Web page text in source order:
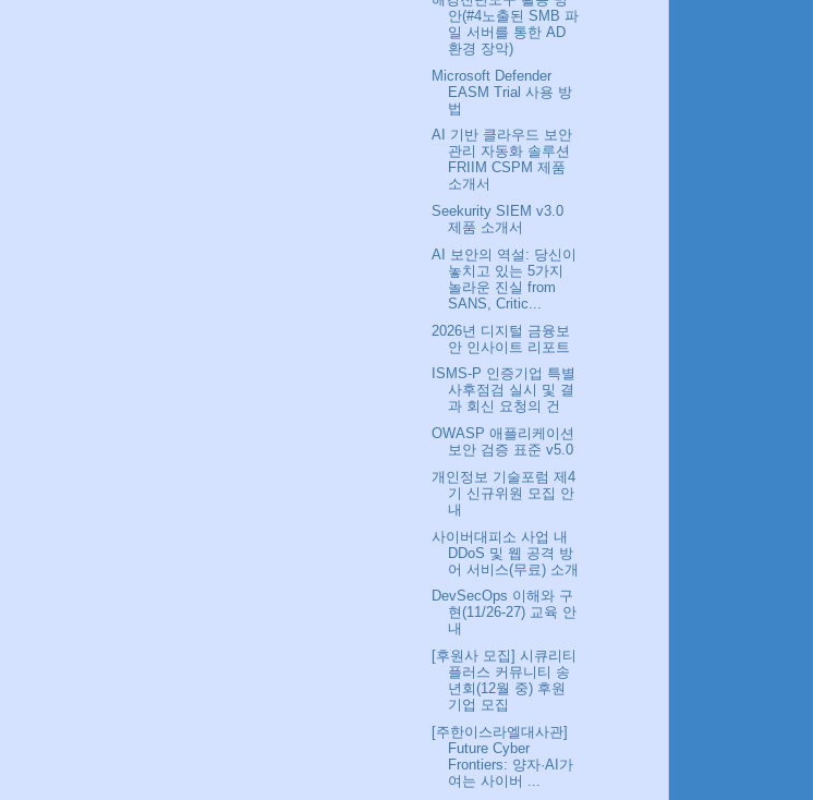
안(#4노출된 SMB 파
일 서버를 통한 AD
환경 장악)
Microsoft Defender
EASM Trial 사용 방
법
AI 기반 클라우드 보안
관리 자동화 솔루션
FRIIM CSPM 제품
소개서
Seekurity SIEM v3.0
제품 소개서
AI 보안의 역설: 당신이
놓치고 있는 5가지
놀라운 진실 from
SANS, Critic...
2026년 디지털 금융보
안 인사이트 리포트
ISMS-P 인증기업 특별
사후점검 실시 및 결
과 회신 요청의 건
OWASP 애플리케이션
보안 검증 표준 v5.0
개인정보 기술포럼 제4
기 신규위원 모집 안
내
사이버대피소 사업 내
DDoS 및 웹 공격 방
어 서비스(무료) 소개
DevSecOps 이해와 구
현(11/26-27) 교육 안
내
[후원사 모집] 시큐리티
플러스 커뮤니티 송
년회(12월 중) 후원
기업 모집
[주한이스라엘대사관]
Future Cyber
Frontiers: 양자·AI가
여는 사이버 ...